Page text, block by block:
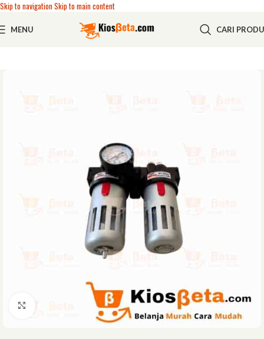
Skip to navigationSkip to main content
MENU CARI
Click to enlarge